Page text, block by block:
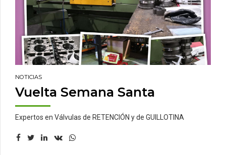
NOTICIAS
Vuelta Semana Santa
Expertos en Válvulas de RETENCIÓN y de GUILLOTINA